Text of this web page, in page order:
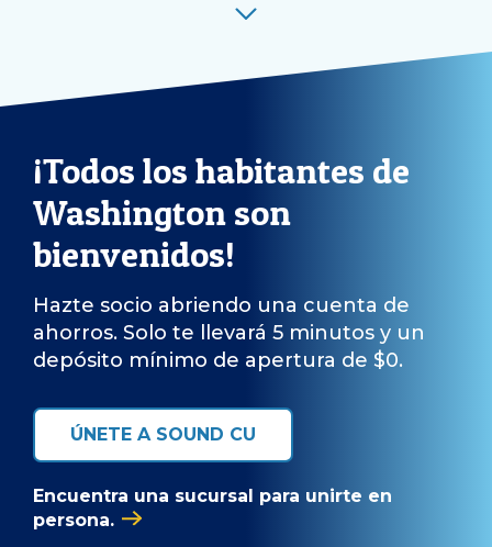
¡Todos los habitantes de
Washington son
bienvenidos!
Hazte socio abriendo una cuenta de
ahorros. Solo te llevará 5 minutos y un
depósito mínimo de apertura de $0.
ÚNETE A SOUND CU
Encuentra una sucursal para unirte en
persona.